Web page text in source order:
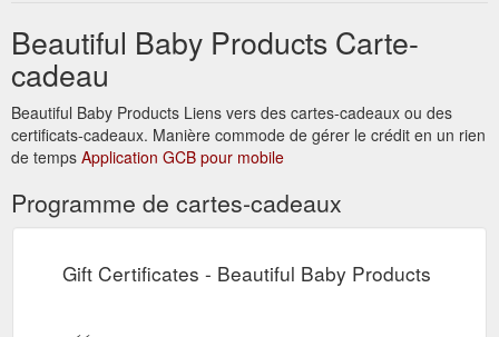
Beautiful Baby Products Carte-
cadeau
Beautiful Baby Products Liens vers des cartes-cadeaux ou des
certificats-cadeaux. Manière commode de gérer le crédit en un rien
de temps Application GCB pour mobile
Programme de cartes-cadeaux
Gift Certificates - Beautiful Baby Products